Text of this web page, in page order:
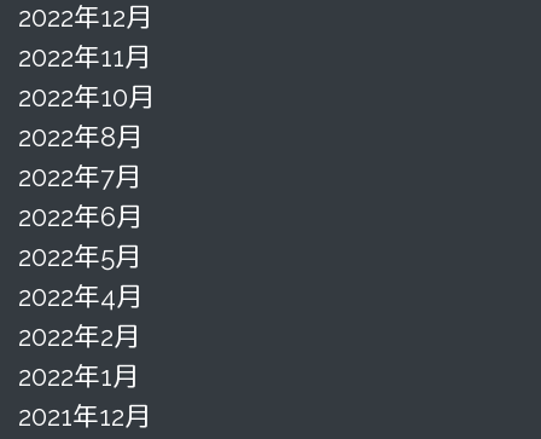
2022年12月
2022年11月
2022年10月
2022年8月
2022年7月
2022年6月
2022年5月
2022年4月
2022年2月
2022年1月
2021年12月